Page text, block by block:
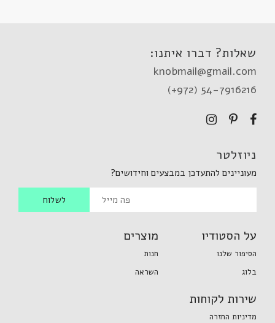
שאלות? דברו איתנו:
knobmail@gmail.com
(+972) 54-7916216
ניוזלטר
מעוניינים להתעדכן במבצעים וחידושים?
על הסטודיו
הסיפור שלנו
בלוג
מוצרים
חנות
השראה
שירות לקוחות
מדיניות החזרה